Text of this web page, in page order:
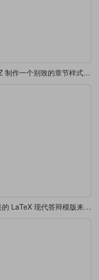
TiKZ 制作一个别致的章节样式 chap 7
精美的 LaTeX 现代答辩模版来了-cookie-beamer